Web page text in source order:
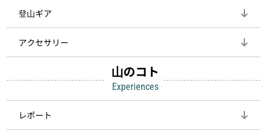
登山ギア
アクセサリー
山のコト
Experiences
レポート